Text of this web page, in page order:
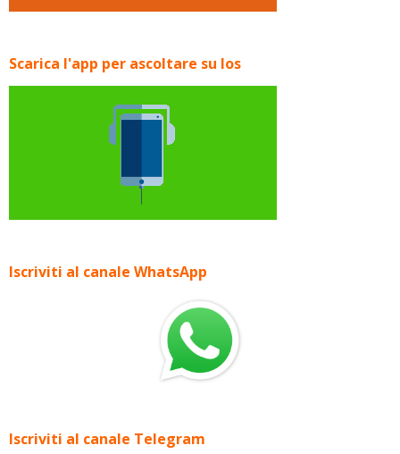
Scarica l'app per ascoltare su Ios
Iscriviti al canale WhatsApp
Iscriviti al canale Telegram